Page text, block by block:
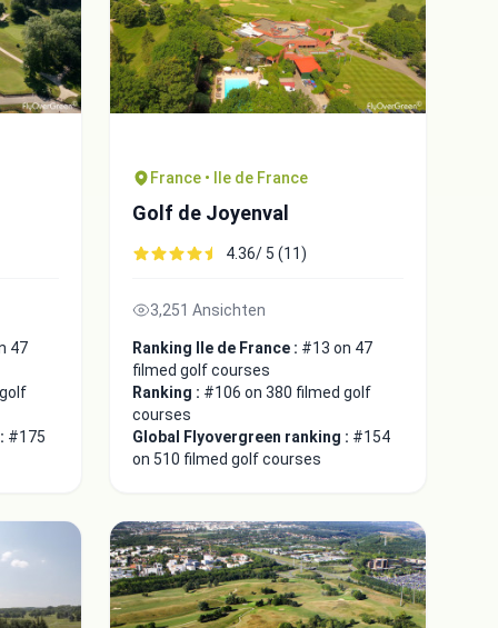
47
#175
France • Ile de France
Golf de Joyenval
4.36/ 5 (11)
3,251 Ansichten
Ranking Ile de France : #13 on 47
filmed golf courses
Ranking : #106 on 380 filmed golf
courses
Global Flyovergreen ranking : #154
on 510 filmed golf courses